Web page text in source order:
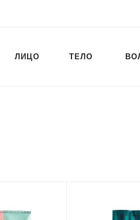
ЛИЦО ТЕЛО